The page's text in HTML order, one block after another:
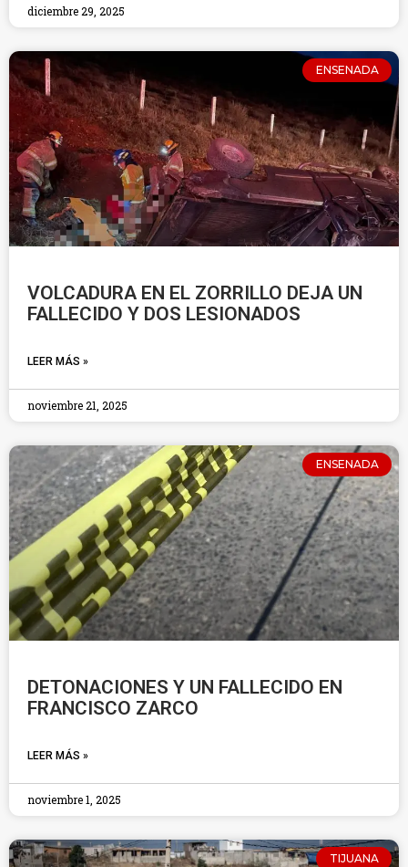
diciembre 29, 2025
ENSENADA
VOLCADURA EN EL ZORRILLO DEJA UN
FALLECIDO Y DOS LESIONADOS
LEER MÁS »
noviembre 21, 2025
ENSENADA
DETONACIONES Y UN FALLECIDO EN
FRANCISCO ZARCO
LEER MÁS »
noviembre 1, 2025
TIJUANA